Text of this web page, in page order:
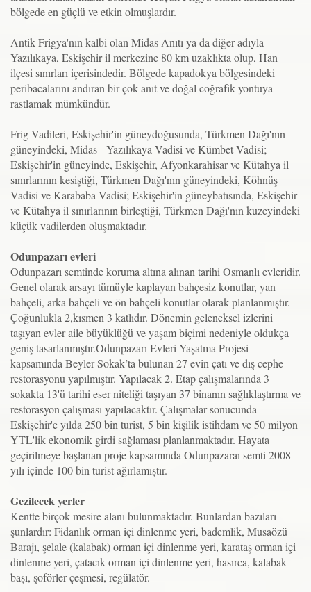
bölgede en güçlü ve etkin olmuşlardır.
Antik Frigya'nın kalbi olan Midas Anıtı ya da diğer adıyla
Yazılıkaya, Eskişehir il merkezine 80 km uzaklıkta olup, Han
ilçesi sınırları içerisindedir. Bölgede kapadokya bölgesindeki
peribacalarını andıran bir çok anıt ve doğal coğrafik yontuya
rastlamak mümkündür.
Frig Vadileri, Eskişehir'in güneydoğusunda, Türkmen Dağı'nın
güneyindeki, Midas - Yazılıkaya Vadisi ve Kümbet Vadisi;
Eskişehir'in güneyinde, Eskişehir, Afyonkarahisar ve Kütahya il
sınırlarının kesiştiği, Türkmen Dağı'nın güneyindeki, Köhnüş
Vadisi ve Karababa Vadisi; Eskişehir'in güneybatısında, Eskişehir
ve Kütahya il sınırlarının birleştiği, Türkmen Dağı'nın kuzeyindeki
küçük vadilerden oluşmaktadır.
Odunpazarı evleri
Odunpazarı semtinde koruma altına alınan tarihi Osmanlı evleridir.
Genel olarak arsayı tümüyle kaplayan bahçesiz konutlar, yan
bahçeli, arka bahçeli ve ön bahçeli konutlar olarak planlanmıştır.
Çoğunlukla 2,kısmen 3 katlıdır. Dönemin geleneksel izlerini
taşıyan evler aile büyüklüğü ve yaşam biçimi nedeniyle oldukça
geniş tasarlanmıştır.Odunpazarı Evleri Yaşatma Projesi
kapsamında Beyler Sokak’ta bulunan 27 evin çatı ve dış cephe
restorasyonu yapılmıştır. Yapılacak 2. Etap çalışmalarında 3
sokakta 13'ü tarihi eser niteliği taşıyan 37 binanın sağlıklaştırma ve
restorasyon çalışması yapılacaktır. Çalışmalar sonucunda
Eskişehir'e yılda 250 bin turist, 5 bin kişilik istihdam ve 50 milyon
YTL'lik ekonomik girdi sağlaması planlanmaktadır. Hayata
geçirilmeye başlanan proje kapsamında Odunpazaraı semti 2008
yılı içinde 100 bin turist ağırlamıştır.
Gezilecek yerler
Kentte birçok mesire alanı bulunmaktadır. Bunlardan bazıları
şunlardır: Fidanlık orman içi dinlenme yeri, bademlik, Musaözü
Barajı, şelale (kalabak) orman içi dinlenme yeri, karataş orman içi
dinlenme yeri, çatacık orman içi dinlenme yeri, hasırca, kalabak
başı, şoförler çeşmesi, regülatör.